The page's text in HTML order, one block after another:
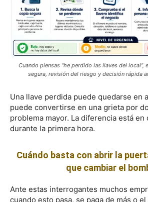
Cuando piensas “he perdido las llaves del local”,
segura, revisión del riesgo y decisión rápida
Una llave perdida puede quedarse en
puede convertirse en una grieta por
problema mayor. La diferencia está en
durante la primera hora.
Cuándo basta con abrir la
que cambiar el
Ante estas interrogantes muchos
cuando esto pasa, se paga de más o